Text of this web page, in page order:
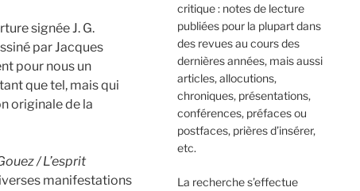
signée J. G.
par Jacques
pour nous un
que tel, mais qui
originale de la
/ L’esprit
manifestations
critique : notes de lecture
publiées pour la plupart dans
des revues au cours des
dernières années, mais aussi
articles, allocutions,
chroniques, présentations,
conférences, préfaces ou
postfaces, prières d’insérer,
etc.
La recherche s’effectue